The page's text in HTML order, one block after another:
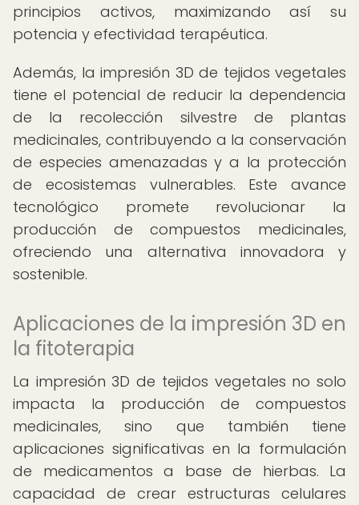
principios activos, maximizando así su
potencia y efectividad terapéutica.
Además, la impresión 3D de tejidos vegetales
tiene el potencial de reducir la dependencia
de la recolección silvestre de plantas
medicinales, contribuyendo a la conservación
de especies amenazadas y a la protección
de ecosistemas vulnerables. Este avance
tecnológico promete revolucionar la
producción de compuestos medicinales,
ofreciendo una alternativa innovadora y
sostenible.
Aplicaciones de la impresión 3D en
la fitoterapia
La impresión 3D de tejidos vegetales no solo
impacta la producción de compuestos
medicinales, sino que también tiene
aplicaciones significativas en la formulación
de medicamentos a base de hierbas. La
capacidad de crear estructuras celulares